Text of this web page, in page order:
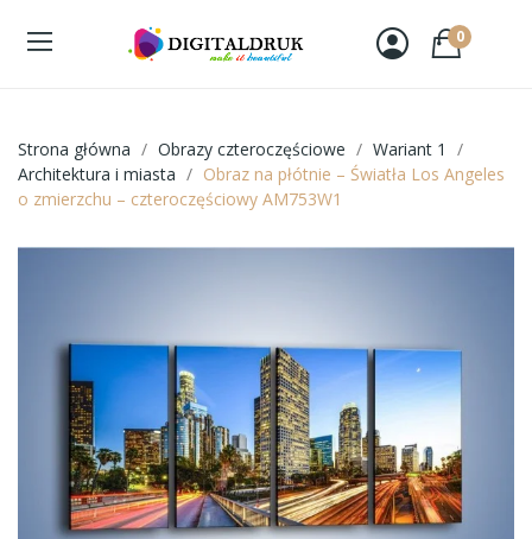
0
Strona główna Obrazy czteroczęściowe
Wariant 1
Architektura i miasta
Obraz na płótnie – Światła Los Angeles
o zmierzchu – czteroczęściowy AM753W1